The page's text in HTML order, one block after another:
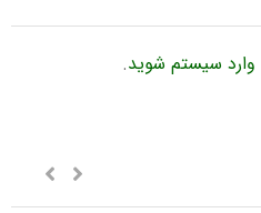
وارد سیستم شوید.